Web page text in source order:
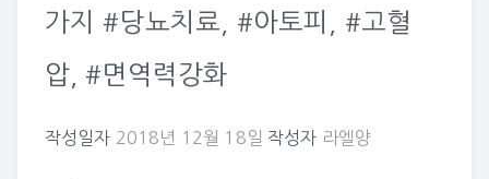
가지 #당뇨치료, #아토피, #고혈
압, #면역력강화
작성일자 2018년 12월 18일 작성자 라엘양